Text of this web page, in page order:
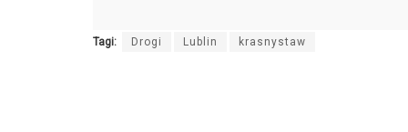
Tagi: Drogi Lublin krasnystaw